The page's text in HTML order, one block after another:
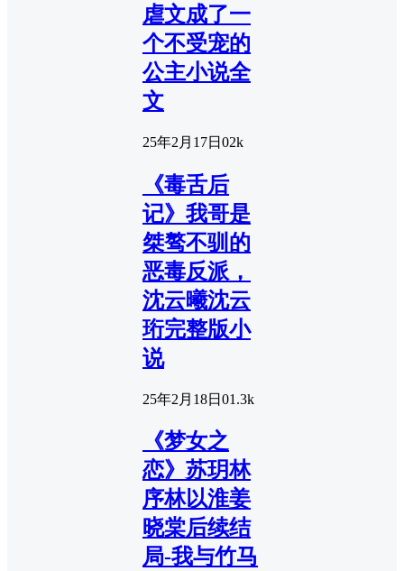
虐文成了一
个不受宠的
公主小说全
文
25年2月17日 02k
《毒舌后
记》我哥是
桀骜不驯的
恶毒反派，
沈云曦沈云
珩完整版小
说
25年2月18日 01.3k
《梦女之
恋》苏玥林
序林以淮姜
晓棠后续结
局-我与竹马